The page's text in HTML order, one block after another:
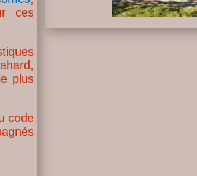
ces
plus
code